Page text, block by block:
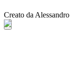
Creato da Alessandro